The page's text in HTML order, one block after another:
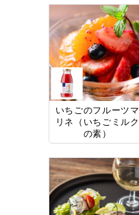
いちごのフルーツマ
リネ（いちごミルク
の素）